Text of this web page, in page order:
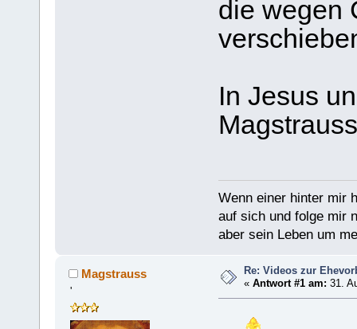
die wegen
In Jesus
Magstrauss
Wenn einer hinter mir
auf sich und folge mir
aber sein Leben um
Magstrauss
'
Re: Videos zur
«Antwort #1 am: 31.